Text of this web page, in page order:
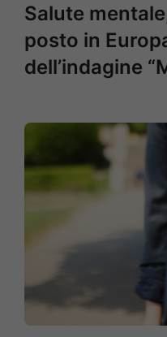
Salute
posto in
dell’indagine